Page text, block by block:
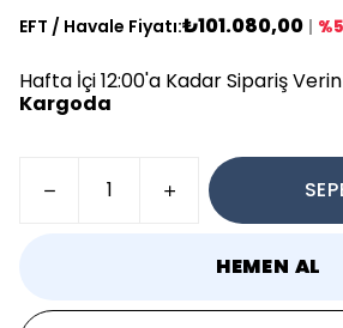
EFT / Havale Fiyatı:₺101.080,00 |
Hafta İçi 12:00'a Kadar Sipariş Verin
Kargoda
HEMEN AL